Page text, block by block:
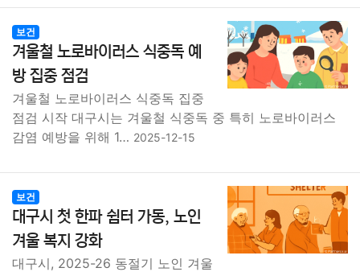
보건
겨울철 노로바이러스 식중독 예
방 집중 점검
겨울철 노로바이러스 식중독 집중
점검 시작 대구시는 겨울철 식중독 중 특히 노로바이러스
감염 예방을 위해 1… 2025-12-15
보건
대구시 첫 한파 쉼터 가동, 노인
겨울 복지 강화
대구시, 2025-26 동절기 노인 겨울